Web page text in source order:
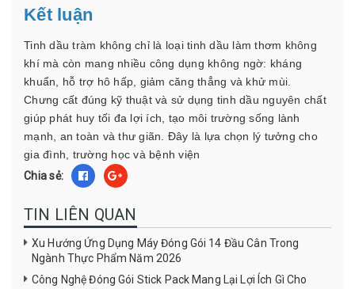
Kết luận
Tinh dầu tràm không chỉ là loại tinh dầu làm thơm không
khí mà còn mang nhiều công dụng không ngờ: kháng
khuẩn, hỗ trợ hô hấp, giảm căng thẳng và khử mùi.
Chưng cất đúng kỹ thuật và sử dụng tinh dầu nguyên chất
giúp phát huy tối đa lợi ích, tạo môi trường sống lành
mạnh, an toàn và thư giãn. Đây là lựa chọn lý tưởng cho
gia đình, trường học và bệnh viện
Chia sẻ:
TIN LIÊN QUAN
Xu Hướng Ứng Dụng Máy Đóng Gói 14 Đầu Cân Trong
Ngành Thực Phẩm Năm 2026
Công Nghệ Đóng Gói Stick Pack Mang Lại Lợi Ích Gì Cho